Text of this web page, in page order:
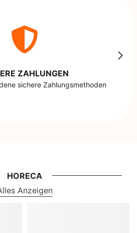
ZAHLUNGEN
sichere Zahlungsmethoden
HORECA
Anzeigen